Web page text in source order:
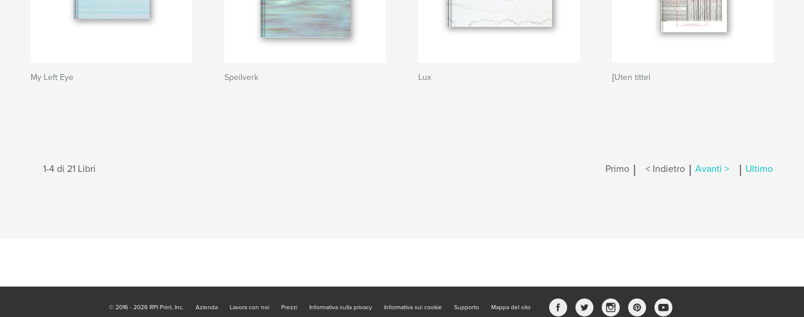
My Left Eye Speilverk Lux [Uten tittel
1-4 di 21 Libri Primo | < Indietro | Avanti > | Ultimo
© 2016 - 2026 RPI Print, Inc. Azienda Lavora con noi Prezzi Informativa sulla privacy Informativa sui cookie Supporto Mappa del sito